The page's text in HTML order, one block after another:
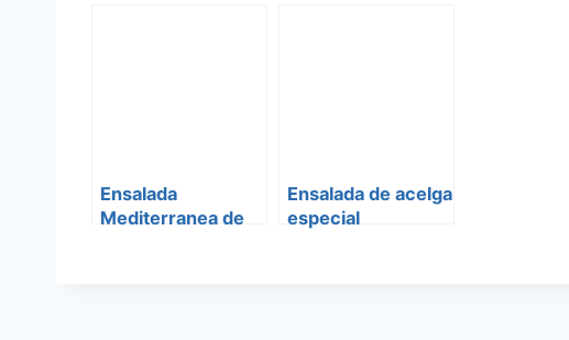
Ensalada
Mediterranea de
Ensalada de acelga
especial